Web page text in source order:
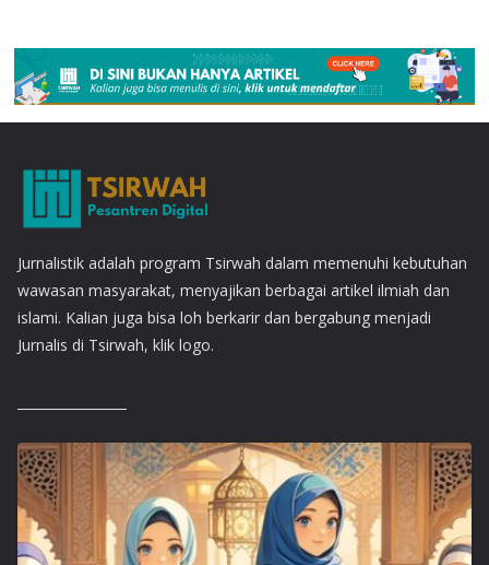
Jurnalistik adalah program Tsirwah dalam memenuhi kebutuhan
wawasan masyarakat, menyajikan berbagai artikel ilmiah dan
islami. Kalian juga bisa loh berkarir dan bergabung menjadi
Jurnalis di Tsirwah, klik logo.